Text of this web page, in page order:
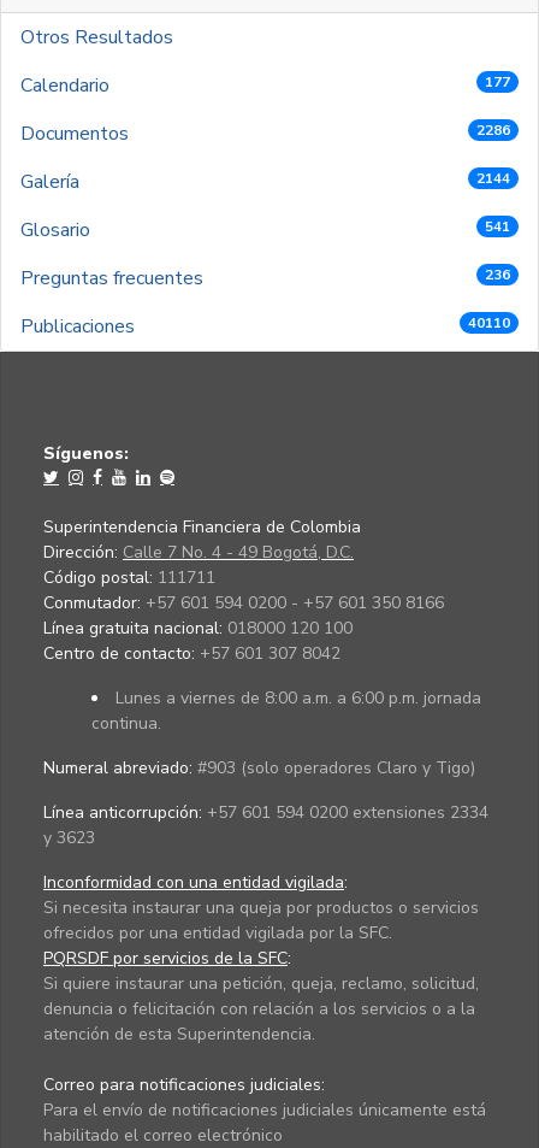
Otros Resultados
Calendario
177
Documentos 2286
Galería 2144
Glosario 541
Preguntas frecuentes 236
Publicaciones 40110
Síguenos:
Superintendencia Financiera de Colombia
Dirección: Calle 7 No. 4 - 49 Bogotá, D.C.
Código postal: 111711
Conmutador: +57 601 594 0200 - +57 601 350 8166
Línea gratuita nacional: 018000 120 100
Centro de contacto: +57 601 307 8042
Lunes a viernes de 8:00 a.m. a 6:00 p.m. jornada
continua.
Numeral abreviado: #903 (solo operadores Claro y Tigo)
Línea anticorrupción: +57 601 594 0200 extensiones 2334
y 3623
Inconformidad con una entidad vigilada:
Si necesita instaurar una queja por productos o servicios
ofrecidos por una entidad vigilada por la SFC.
PQRSDF por servicios de la SFC:
Si quiere instaurar una petición, queja, reclamo, solicitud,
denuncia o felicitación con relación a los servicios o a la
atención de esta Superintendencia.
Correo para notificaciones judiciales:
Para el envío de notificaciones judiciales únicamente está
habilitado el correo electrónico